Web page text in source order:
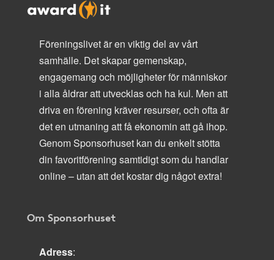
Föreningslivet är en viktig del av vårt
samhälle. Det skapar gemenskap,
engagemang och möjligheter för människor
i alla åldrar att utvecklas och ha kul. Men att
driva en förening kräver resurser, och ofta är
det en utmaning att få ekonomin att gå ihop.
Genom Sponsorhuset kan du enkelt stötta
din favoritförening samtidigt som du handlar
online – utan att det kostar dig något extra!
Om Sponsorhuset
Adress: